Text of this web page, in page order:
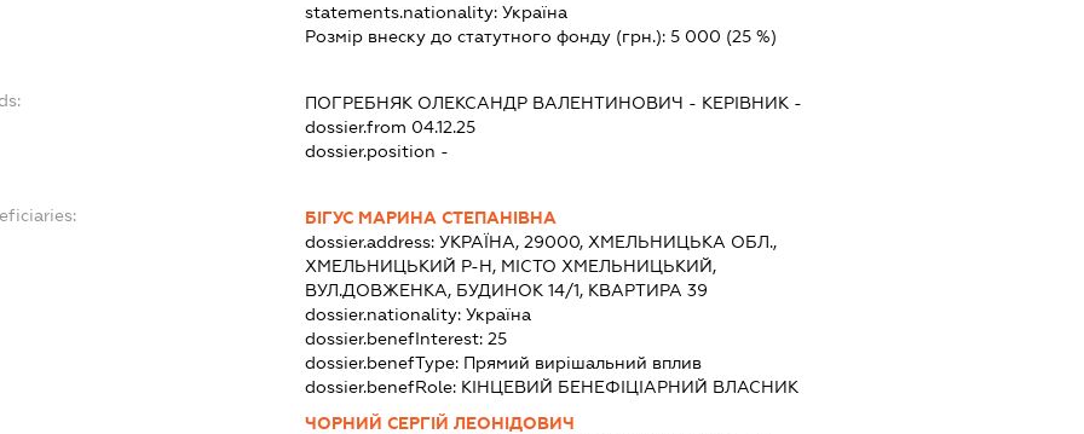
statements.nationality: Україна
Розмір внеску до статутного фонду (грн.): 5 000 (25 %)
ПОГРЕБНЯК ОЛЕКСАНДР ВАЛЕНТИНОВИЧ - КЕРІВНИК -
dossier.from 04.12.25
dossier.position -
БІГУС МАРИНА СТЕПАНІВНА
dossier.address: УКРАЇНА, 29000, ХМЕЛЬНИЦЬКА ОБЛ.,
ХМЕЛЬНИЦЬКИЙ Р-Н, МІСТО ХМЕЛЬНИЦЬКИЙ,
ВУЛ.ДОВЖЕНКА, БУДИНОК 14/1, КВАРТИРА 39
dossier.nationality: Україна
dossier.benefInterest: 25
dossier.benefType: Прямий вирішальний вплив
dossier.benefRole: КІНЦЕВИЙ БЕНЕФІЦІАРНИЙ ВЛАСНИК
ЧОРНИЙ СЕРГІЙ ЛЕОНІДОВИЧ